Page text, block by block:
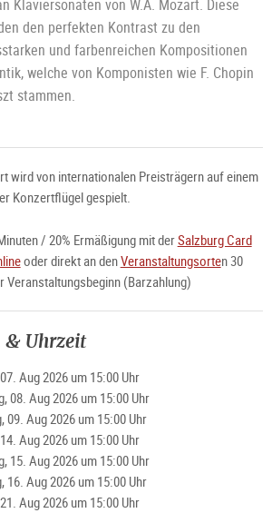
Klaviersonaten von W.A. Mozart. Diese
den perfekten Kontrast zu den
und farbenreichen Kompositionen
welche von Komponisten wie F. Chopin
stammen.
wird von internationalen Preisträgern auf einem
Konzertflügel gespielt.
/ 20% Ermäßigung mit derSalzburg Card
oder direkt an denVeranstaltungsorten 30
Veranstaltungsbeginn (Barzahlung)
& Uhrzeit
Aug 2026 um 15:00 Uhr
08. Aug 2026 um 15:00 Uhr
09. Aug 2026 um 15:00 Uhr
Aug 2026 um 15:00 Uhr
15. Aug 2026 um 15:00 Uhr
16. Aug 2026 um 15:00 Uhr
Aug 2026 um 15:00 Uhr